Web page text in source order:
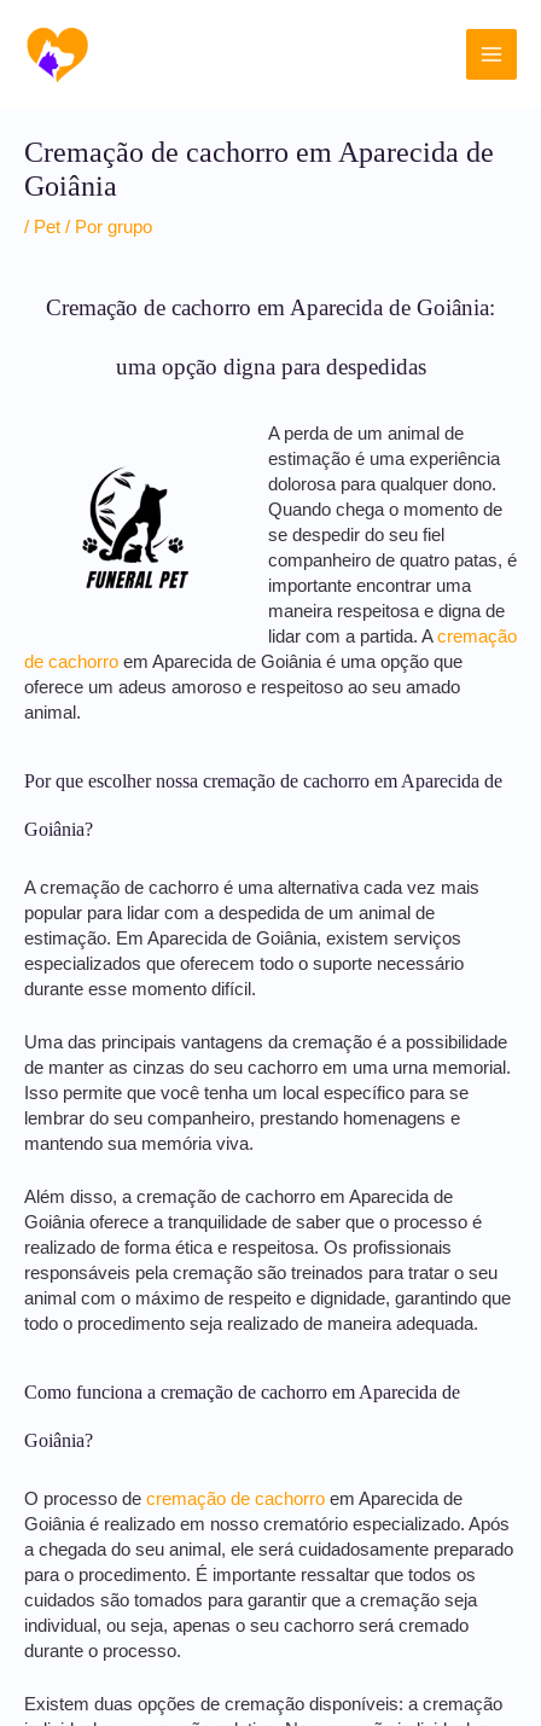
para
conteúdo
Main
Cremação de cachorro em Aparecida de
Goiânia
/ Pet / Por grupo
Cremação de cachorro em Aparecida de Goiânia:
uma opção digna para despedidas
A perda de um animal de
estimação é uma experiência
dolorosa para qualquer dono.
Quando chega o momento de
se despedir do seu fiel
companheiro de quatro patas, é
importante encontrar uma
maneira respeitosa e digna de
lidar com a partida. Acremação
de cachorro em Aparecida de Goiânia é uma opção que
oferece um adeus amoroso e respeitoso ao seu amado
animal.
Por que escolher nossa cremação de cachorro em Aparecida de
Goiânia?
A cremação de cachorro é uma alternativa cada vez mais
popular para lidar com a despedida de um animal de
estimação. Em Aparecida de Goiânia, existem serviços
especializados que oferecem todo o suporte necessário
durante esse momento difícil.
Uma das principais vantagens da cremação é a possibilidade
de manter as cinzas do seu cachorro em uma urna memorial.
Isso permite que você tenha um local específico para se
lembrar do seu companheiro, prestando homenagens e
mantendo sua memória viva.
Além disso, a cremação de cachorro em Aparecida de
Goiânia oferece a tranquilidade de saber que o processo é
realizado de forma ética e respeitosa. Os profissionais
responsáveis pela cremação são treinados para tratar o seu
animal com o máximo de respeito e dignidade, garantindo que
todo o procedimento seja realizado de maneira adequada.
Como funciona a cremação de cachorro em Aparecida de
Goiânia?
O processo de cremação de cachorro em Aparecida de
Goiânia é realizado em nosso crematório especializado. Após
a chegada do seu animal, ele será cuidadosamente preparado
para o procedimento. É importante ressaltar que todos os
cuidados são tomados para garantir que a cremação seja
individual, ou seja, apenas o seu cachorro será cremado
durante o processo.
Existem duas opções de cremação disponíveis: a cremação